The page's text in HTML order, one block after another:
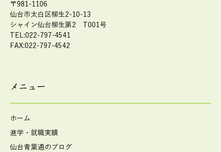
〒981-1106
仙台市太白区柳生2-10-13
シャイン仙台柳生第2 T001号
TEL:022-797-4541
FAX:022-797-4542
メニュー
ホーム
進学・就職実績
仙台青葉通のブログ